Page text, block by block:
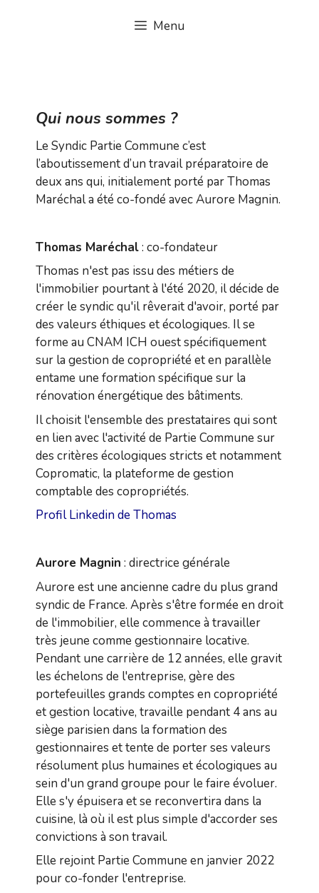
Menu
Qui nous sommes ?
Le Syndic Partie Commune c’est
l’aboutissement d’un travail préparatoire de
deux ans qui, initialement porté par Thomas
Maréchal a été co-fondé avec Aurore Magnin.
Thomas Maréchal: co-fondateur
Thomas n'est pas issu des métiers de
l'immobilier pourtant à l'été 2020, il décide de
créer le syndic qu'il rêverait d'avoir, porté par
des valeurs éthiques et écologiques. Il se
forme au CNAM ICH ouest spécifiquement
sur la gestion de copropriété et en parallèle
entame une formation spécifique sur la
rénovation énergétique des bâtiments.
Il choisit l'ensemble des prestataires qui sont
en lien avec l'activité de Partie Commune sur
des critères écologiques stricts et notamment
Copromatic, la plateforme de gestion
comptable des copropriétés.
Profil Linkedin de Thomas
Aurore Magnin : directrice générale
Aurore est une ancienne cadre du plus grand
syndic de France. Après s'être formée en droit
de l'immobilier, elle commence à travailler
très jeune comme gestionnaire locative.
Pendant une carrière de 12 années, elle gravit
les échelons de l'entreprise, gère des
portefeuilles grands comptes en copropriété
et gestion locative, travaille pendant 4 ans au
siège parisien dans la formation des
gestionnaires et tente de porter ses valeurs
résolument plus humaines et écologiques au
sein d'un grand groupe pour le faire évoluer.
Elle s'y épuisera et se reconvertira dans la
cuisine, là où il est plus simple d'accorder ses
convictions à son travail.
Elle rejoint Partie Commune en janvier 2022
pour co-fonder l'entreprise.